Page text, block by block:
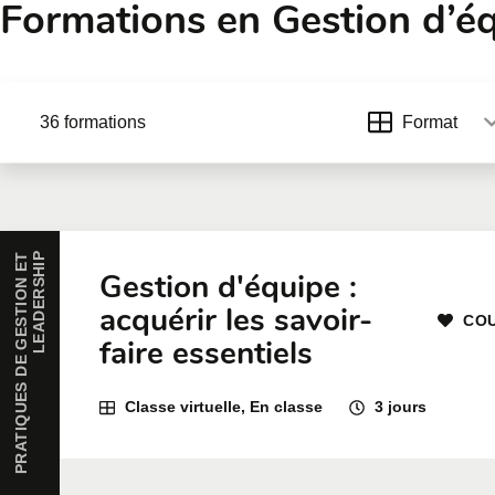
Formations en Gestion
36 formations Format
P
R
A
T
I
Q
U
E
S
D
E
G
E
S
T
I
O
N
E
T
L
E
A
D
E
R
S
H
IP Gestion d'équipe :
acquérir les savoir-
faire essentiels
Classe virtuelle, En classe 3 jours